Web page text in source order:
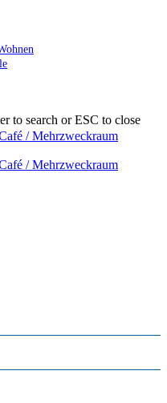
to search or ESC to close